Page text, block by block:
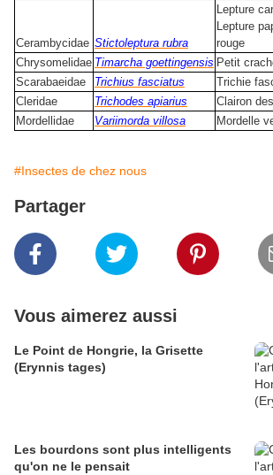
Cerambycidae Stictoleptura rubra
Lepture
Lepture
rouge
Chrysomelidae Timarcha goettingensis Petit
Scarabaeidae
Trichius fasciatus
Trichie
Cleridae
Trichodes apiarius
Clairon
Mordellidae
Variimorda villosa Mordelle
#Insectes de chez nous
Partager
Vous aimerez aussi
Le Point de Hongrie, la Grisette
(Erynnis tages)
Les bourdons sont plus intelligents
qu'on ne le pensait